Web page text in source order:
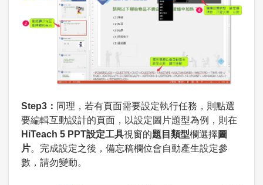
Step3： 同理，若有頁面需要設定執行任務，則點選
要編輯互動設計的頁面，以設定圖片題型為例，則在
HiTeach 5 PPT設定工具視窗的題目類型欄選擇圖
片。完成設定之後，備忘稿欄位會自動產生設定參
數，請勿變動。